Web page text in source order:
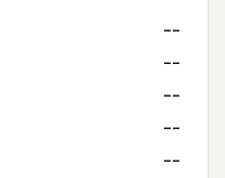
--
--
--
--
--